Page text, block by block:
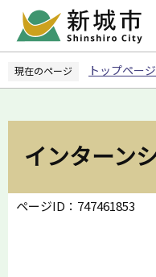
ペ
の
現在のページ トップページ
インターン
ページID：747461853